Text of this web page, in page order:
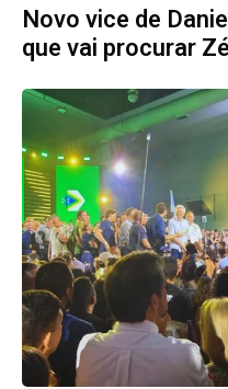
Novo vice de
que vai procurar